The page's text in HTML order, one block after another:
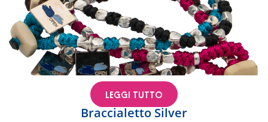
Braccialetto Silver
LEGGI TUTTO